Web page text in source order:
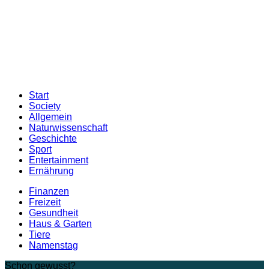
Start
Society
Allgemein
Naturwissenschaft
Geschichte
Sport
Entertainment
Ernährung
Finanzen
Freizeit
Gesundheit
Haus & Garten
Tiere
Namenstag
Schon gewusst?